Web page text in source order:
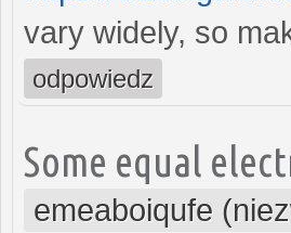
vary widely, so
odpowiedz
Some equal
emeaboiqufe